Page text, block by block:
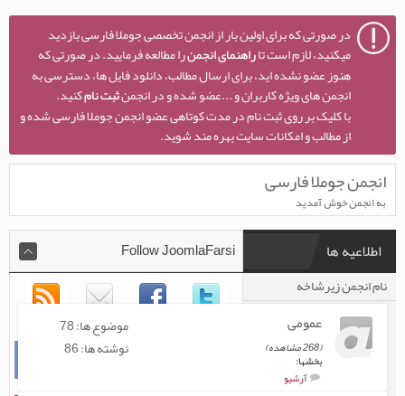
در صورتی که برای اولین بار از انجمن تخصصی جوملا فارسی بازدید
میکنید، لازم است تاراهنمای انجمنرا مطالعه فرمایید. در صورتی که
هنوز عضو نشده اید، برای ارسال مطالب، دانلود فایل ها، دسترسی به
انجمن های ویژه کاربران و ...عضو شده و در انجمنثبت نامکنید.
با کلیک بر روی ثبت نام در مدت کوتاهی عضو انجمن جوملا فارسی شده و
از مطالب و امکانات سایت بهره مند شوید.
انجمن جوملا فارسی
به انجمن خوش آمدید
اطلاعیه ها
نام انجمن زیرشاخه موضوع ها / نوشته ها
عمومی
(268 مشاهده)
بخشها:
آرشیو
موضوع ها: 78
نوشته ها: 86
Follow JoomlaFarsi